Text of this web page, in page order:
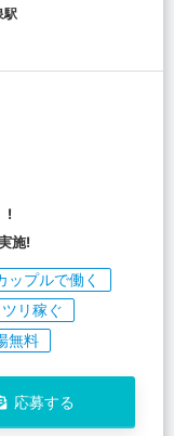
駅
!
施!
ップルで働く
リ稼ぐ
無料
応募する